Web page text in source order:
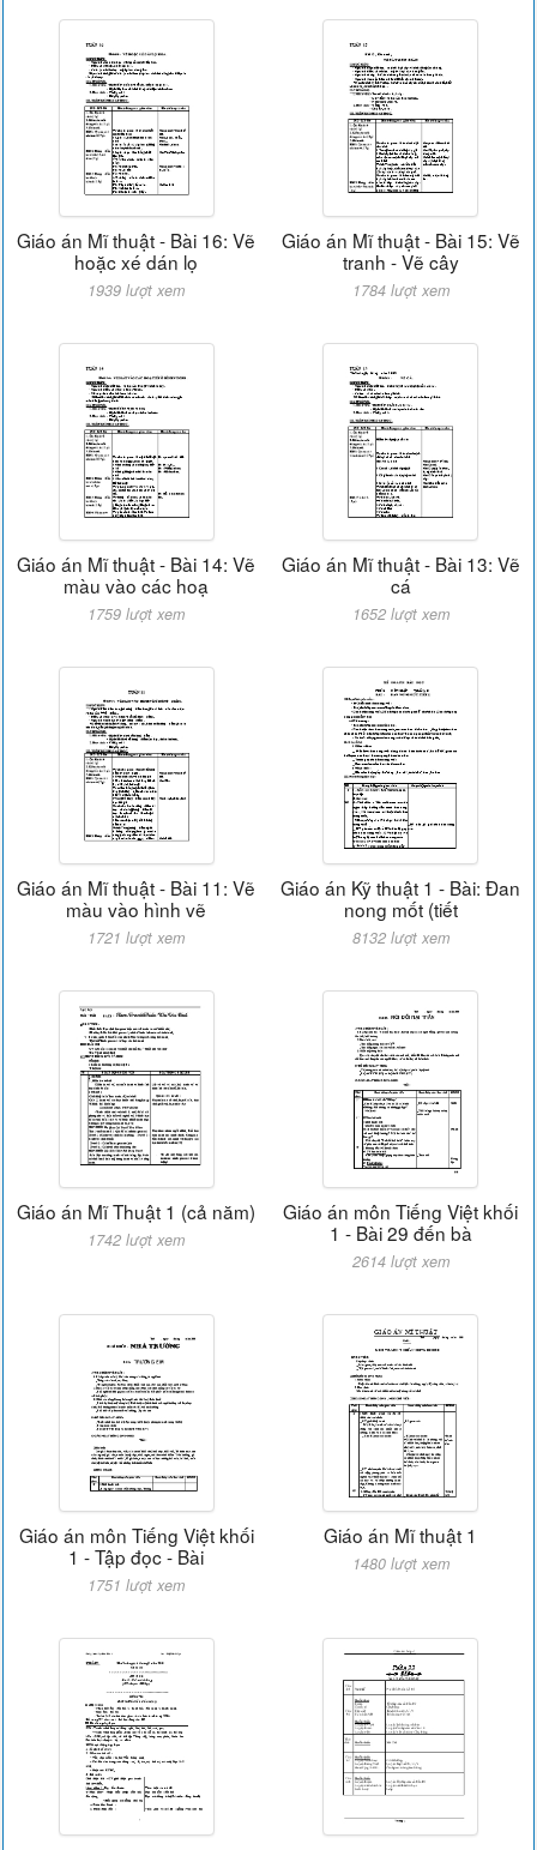
Giáo án Mĩ thuật - Bài 16: Vẽ
hoặc xé dán lọ
1939 lượt xem
Giáo án Mĩ thuật - Bài 15: Vẽ
tranh - Vẽ cây
1784 lượt xem
Giáo án Mĩ thuật - Bài 14: Vẽ
màu vào các hoạ
1759 lượt xem
Giáo án Mĩ thuật - Bài 13: Vẽ
cá
1652 lượt xem
Giáo án Mĩ thuật - Bài 11: Vẽ
màu vào hình vẽ
1721 lượt xem
Giáo án Kỹ thuật 1 - Bài: Đan
nong mốt (tiết
8132 lượt xem
Giáo án Mĩ Thuật 1 (cả năm)
1742 lượt xem
Giáo án môn Tiếng Việt khối
1 - Bài 29 đến bà
2614 lượt xem
Giáo án môn Tiếng Việt khối
1 - Tập đọc - Bài
1751 lượt xem
Giáo án Mĩ thuật 1
1480 lượt xem